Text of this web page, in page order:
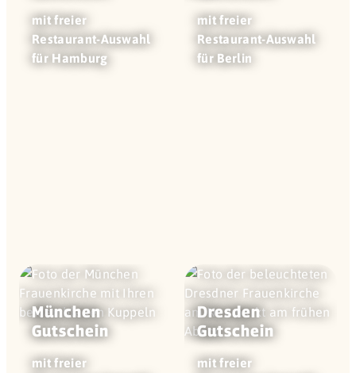
mit freier
Restaurant-Auswahl
für Hamburg
mit freier
Restaurant-Auswahl
für Berlin
München
Gutschein
mit freier
Dresden
Gutschein
mit freier